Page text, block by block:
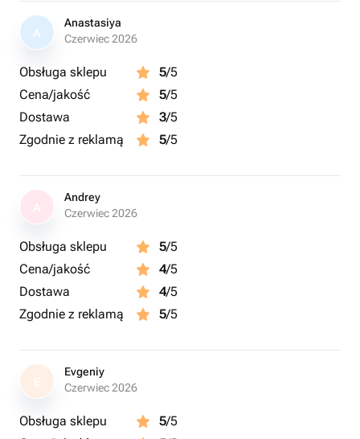
A
Anastasiya
Czerwiec 2026
Obsługa sklepu 5/5
Cena/jakość
5/5
Dostawa
3/5
Zgodnie z reklamą
5/5
Andrey
Czerwiec 2026
Obsługa sklepu 5/5
Cena/jakość
4/5
Dostawa
4/5
Zgodnie z reklamą
5/5
E
Evgeniy
Czerwiec 2026
Obsługa sklepu 5/5